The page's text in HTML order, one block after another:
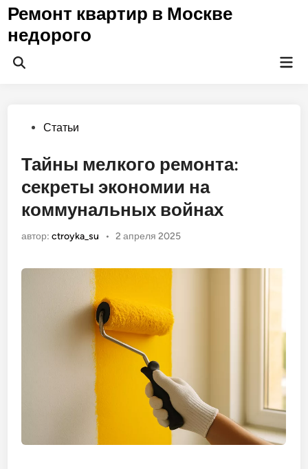
Перейти
содержимому
Ремонт квартир в Москве
недорого
Открыть
Опубликовано
Статьи
Тайны мелкого ремонта:
секреты экономии на
коммунальных войнах
автор:ctroyka_su • 2 апреля 2025